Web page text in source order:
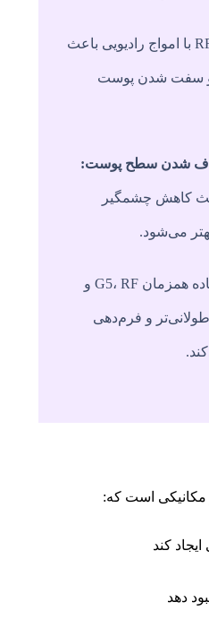
RF با امواج رادیویی باعث
و سفت شدن پوست
شدن سطح پوست:
کاهش چشمگیر
می‌شود.
استفاده همزمان G5، RF و
و فرم‌دهی
کند
دهد